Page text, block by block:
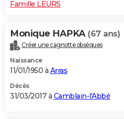
Famille LEURS
Monique HAPKA (67 ans)
Créer une cagnotte obsèques
Naissance
11/01/1950 à Arras
Décès
31/03/2017 à Camblain-l'Abbé